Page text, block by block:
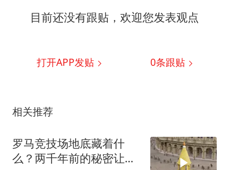
目前还没有跟贴，欢迎您发表观点
打开APP发贴 0条跟贴
相关推荐
罗马竞技场地底藏着什
么？两千年前的秘密让现